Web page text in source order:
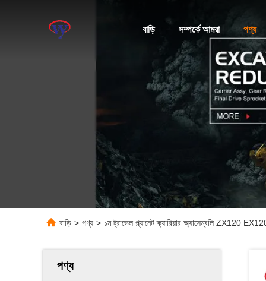
বাড়ি সম্পর্কে আমরা পণ্য
বাড়ি > পণ্য > ১ম ট্রাভেল প্ল্যানেট ক্যারিয়ার অ্যাসেম্বলি ZX120
পণ্য